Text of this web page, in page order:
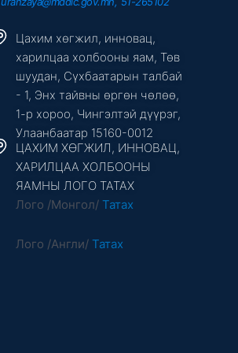
Цахим хөгжил, инновац,
харилцаа холбооны яам, Төв
шуудан, Сүхбаатарын талбай
- 1, Энх тайвны өргөн чөлөө,
1-р хороо, Чингэлтэй дүүрэг,
Улаанбаатар 15160-0012
ЦАХИМ ХӨГЖИЛ, ИННОВАЦ,
ХАРИЛЦАА ХОЛБООНЫ
ЯАМНЫ ЛОГО ТАТАХ
Лого /Монгол/Татах
Лого /Англи/Татах